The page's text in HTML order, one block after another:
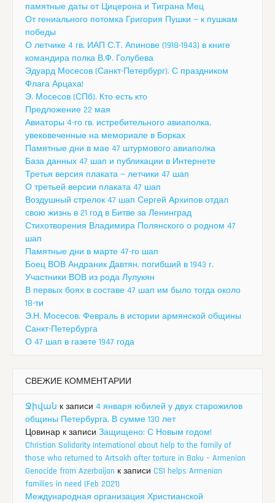
памятные даты от Цицерона и Тиграна Мец
От гениального потомка Григория Пушки — к пушкам
победы
О летчике 4 гв. ИАП С.Т. Апинове (1918-1943) в книге
командира полка В.Ф. Голубева
Эдуард Мосесов (Санкт-Петербург). С праздником
Флага Арцаха!
Э. Мосесов (СПб). Кто есть кто
Предложение 22 мая
Авиаторы 4-го гв. истребительного авиаполка,
увековеченные на мемориале в Борках
Памятные дни в мае 47 штурмового авиаполка
База данных 47 шап и публикации в Интернете
Третья версия плаката — летчики 47 шап
О третьей версии плаката 47 шап
Воздушный стрелок 47 шап Сергей Архипов отдал
свою жизнь в 21 год в Битве за Ленинград
Стихотворения Владимира Полянского о родном 47
шап
Памятные дни в марте 47-го шап
Боец ВОВ Андраник Давтян, погибший в 1943 г.
Участники ВОВ из рода Лулукян
В первых боях в составе 47 шап им было тогда около
18-ти
Э.Н. Мосесов. Февраль в истории армянской общины
Санкт-Петербурга
О 47 шап в газете 1947 года
СВЕЖИЕ КОММЕНТАРИИ
Ջիվան к записи 4 января юбилей у двух старожилов
общины Петербурга. В сумме 130 лет
Цовинар к записи Защищено: С Новым годом!
Christian Solidarity International about help to the family of
those who returned to Artsakh after torture in Baku – Armenian
Genocide from Azerbaijan к записи CSI helps Armenian
families in need (Feb 2021)
Международная организация Христианской